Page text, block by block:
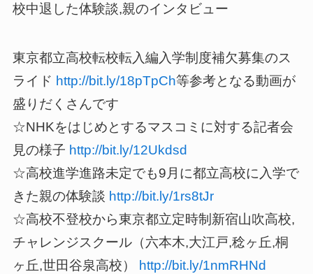
校中退した体験談,親のインタビュー
東京都立高校転校転入編入学制度補欠募集のス
ライド http://bit.ly/18pTpCh等参考となる動画が
盛りだくさんです
☆NHKをはじめとするマスコミに対する記者会
見の様子 http://bit.ly/12Ukdsd
☆高校進学進路未定でも9月に都立高校に入学で
きた親の体験談 http://bit.ly/1rs8tJr
☆高校不登校から東京都立定時制新宿山吹高校,
チャレンジスクール（六本木,大江戸,稔ヶ丘,桐
ヶ丘,世田谷泉高校）
http://bit.ly/1nmRHNd